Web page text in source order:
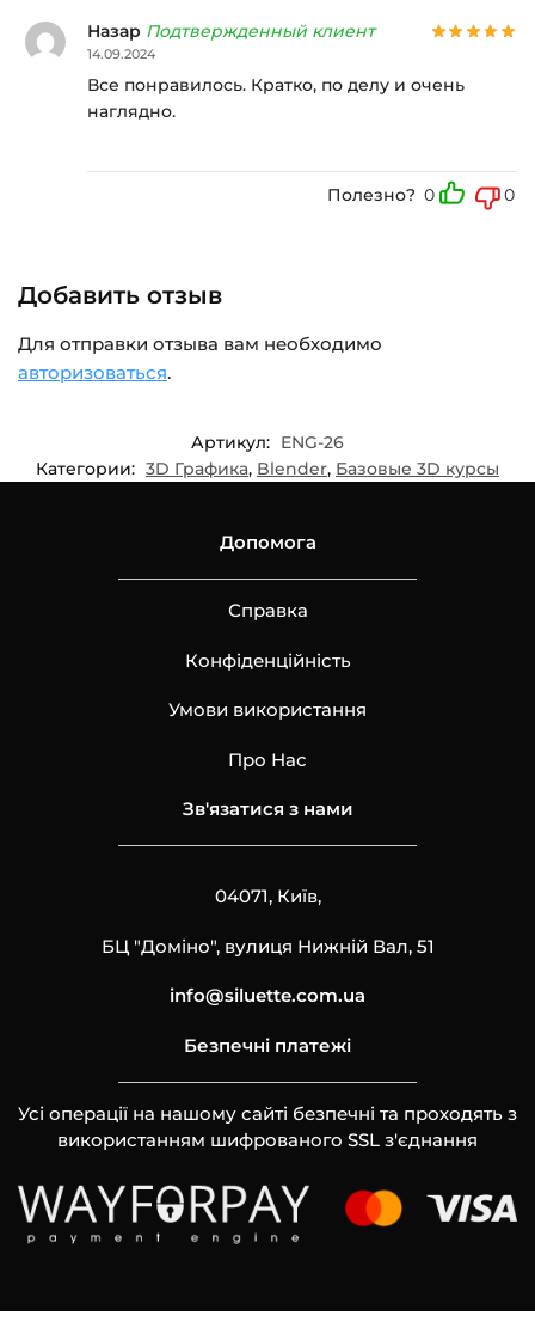
Назар Подтвержденный клиент
14.09.2024
Все понравилось. Кратко, по делу и очень
наглядно.
Полезно? 0 0
Добавить отзыв
Для отправки отзыва вам необходимо
авторизоваться.
Артикул: ENG-26
Категории: 3D Графика, Blender, Базовые 3D курсы
Допомога
Справка
Конфіденційність
Умови використання
Про Нас
Зв'язатися з нами
04071, Київ,
БЦ "Доміно", вулиця Нижній Вал, 51
info@siluette.com.ua
Безпечні платежі
Усі операції на нашому сайті безпечні та проходять з
використанням шифрованого SSL з'єднання